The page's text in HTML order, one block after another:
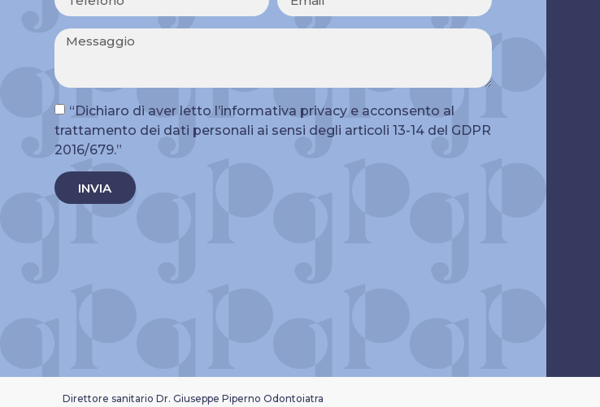
“Dichiaro di aver letto l’informativa privacy e acconsento al
trattamento dei dati personali ai sensi degli articoli 13-14 del GDPR
2016/679.”
INVIA
Direttore sanitario Dr. Giuseppe Piperno Odontoiatra